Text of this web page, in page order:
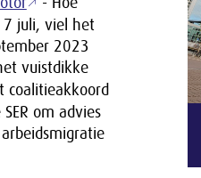
7 juli, viel het
2023
vuistdikke
coalitieakkoord
om advies